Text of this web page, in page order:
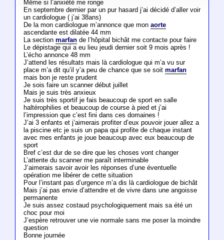
Même si l’anxiété me ronge
En septembre dernier par un pur hasard j’ai décidé d’aller voir
un cardiologue ( j’ai 38ans)
De la mon cardiologue m’annonce que mon aorte
ascendante est dilatée 44 mm
La section marfande l’hôpital bichât me contacte pour faire
Le dépistage qui a eu lieu jeudi dernier soit 9 mois après !
L’écho annonce 48 mm
J’attend les résultats mais là cardiologue qui m’a vu sur
place m’a dit qu’il y’a peu de chance que se soit marfan
mais bon je reste prudent
Je sois faire un scanner début juillet
Mais je suis très anxieux
Je suis très sportif je fais beaucoup de sport en salle
haltérophilies et beaucoup de course à pied et j’ai
l’impression que c’est fini dans ces domaines !
J’ai 3 enfants et j’aimerais profiter d’eux pouvoir jouer allez a
la piscine etc je suis un papa qui profite de chaque instant
avec mes enfants je joue beaucoup avec eux beaucoup de
sport
Bref c’est dur de se dire que les choses vont changer
L’attente du scanner me paraît interminable
J’aimerais savoir avoir les réponses d’une éventuelle
opération me libérer de cette situation
Pour l’instant pas d’urgence m’a dis là cardiologue de bichât
Mais j’ai pas envie d’attendre et de vivre dans une angoisse
permanente
Je suis assez costaud psychologiquement mais sa été un
choc pour moi
J’espère retrouver une vie normale sans me poser la moindre
question
Bonne journée